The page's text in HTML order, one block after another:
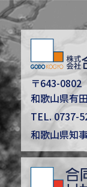
〒643-
和歌山県有
TEL. 0737-
和歌山県